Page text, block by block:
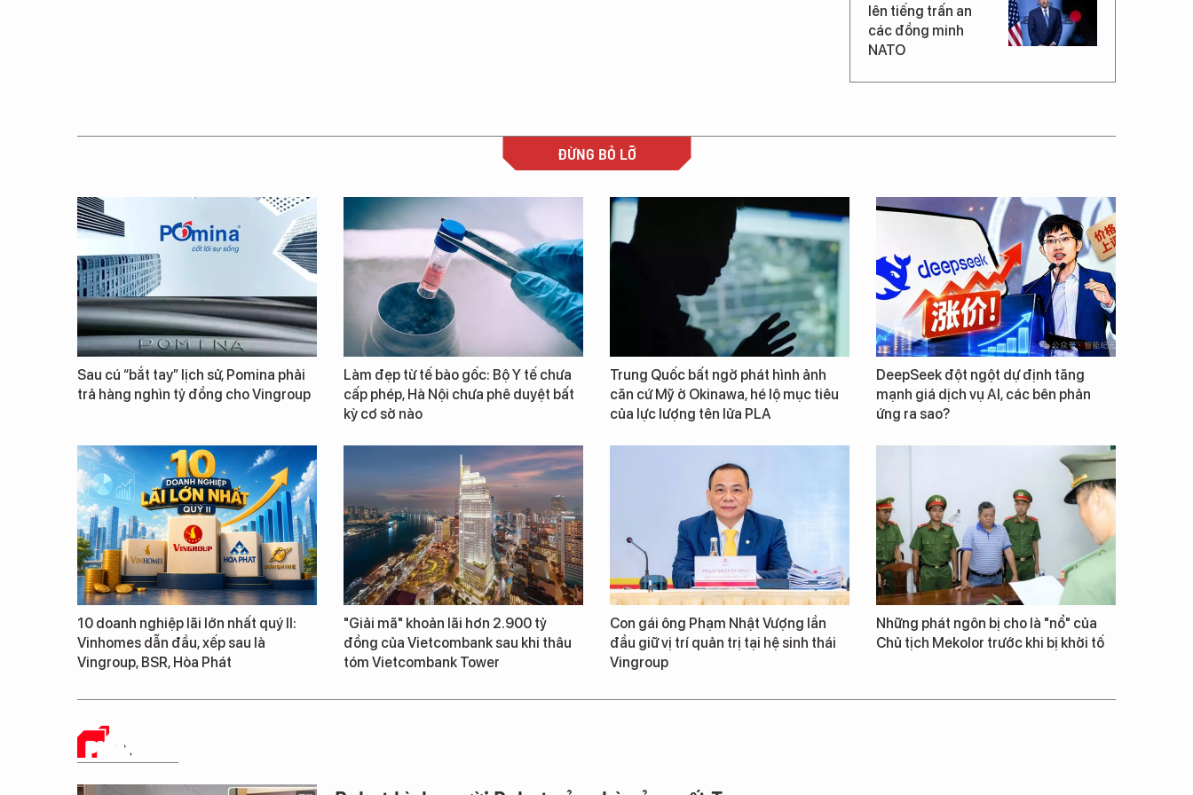
lên tiếng trấn an
các đồng minh
NATO
ĐỪNG BỎ LỠ
Sau cú “bắt tay” lịch sử, Pomina phải
trả hàng nghìn tỷ đồng cho Vingroup
Làm đẹp từ tế bào gốc: Bộ Y tế chưa
cấp phép, Hà Nội chưa phê duyệt bất
kỳ cơ sở nào
Trung Quốc bất ngờ phát hình ảnh
căn cứ Mỹ ở Okinawa, hé lộ mục tiêu
của lực lượng tên lửa PLA
DeepSeek đột ngột dự định tăng
mạnh giá dịch vụ AI, các bên phản
ứng ra sao?
10 doanh nghiệp lãi lớn nhất quý II:
Vinhomes dẫn đầu, xếp sau là
Vingroup, BSR, Hòa Phát
"Giải mã" khoản lãi hơn 2.900 tỷ
đồng của Vietcombank sau khi thâu
tóm Vietcombank Tower
Con gái ông Phạm Nhật Vượng lần
đầu giữ vị trí quản trị tại hệ sinh thái
Vingroup
Những phát ngôn bị cho là "nổ" của
Chủ tịch Mekolor trước khi bị khởi tố
PHÂN TÍCH